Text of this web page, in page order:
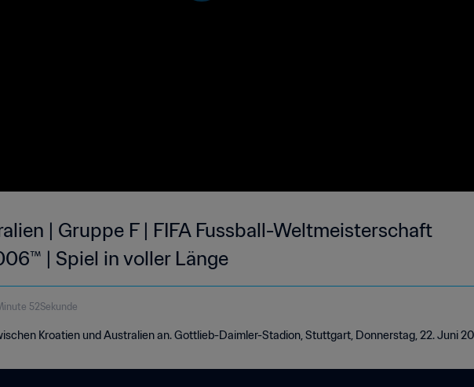
| Gruppe F | FIFA Fussball-Weltmeisterschaft
| Spiel in voller Länge
52Sekunde
Kroatien und Australien an. Gottlieb-Daimler-Stadion, Stuttgart, Donnerstag, 22. Juni